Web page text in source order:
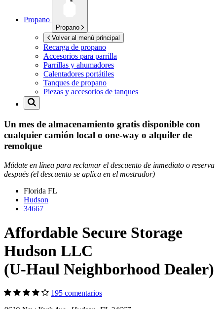
Propano
Propano
Volver al menú principal
Recarga de propano
Accesorios para parrilla
Parrillas y ahumadores
Calentadores portátiles
Tanques de propano
Piezas y accesorios de tanques
Un mes de almacenamiento gratis disponible con
cualquier camión local o one-way o alquiler de
remolque
Múdate en línea para reclamar el descuento de inmediato o reserva
después (el descuento se aplica en el mostrador)
Florida FL
Hudson
34667
Affordable Secure Storage
Hudson LLC
(U-Haul Neighborhood Dealer)
195 comentarios